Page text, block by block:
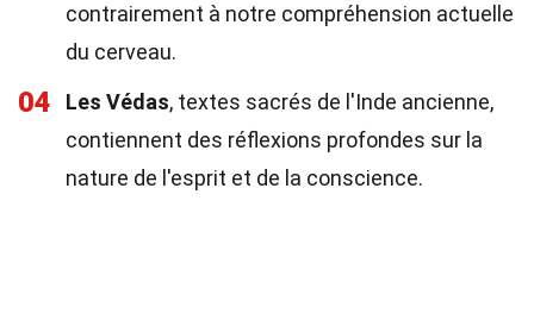
contrairement à notre compréhension actuelle
du cerveau.
04 Les Védas, textes sacrés de l'Inde ancienne,
contiennent des réflexions profondes sur la
nature de l'esprit et de la conscience.